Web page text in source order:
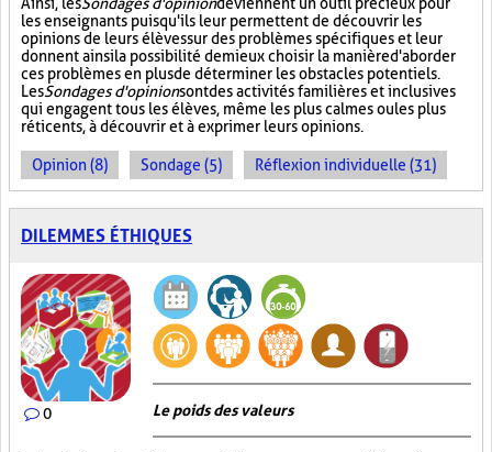
les enseignants puisqu'ils leur permettent de découvrir les
opinions de leurs élèves sur des problèmes spécifiques et leur
donnent ainsi la possibilité de mieux choisir la manière d'aborder
ces problèmes en plus de déterminer les obstacles potentiels.
LesSondages d'opinionsont des activités familières et inclusives
qui engagent tous les élèves, même les plus calmes ou les plus
réticents, à découvrir et à exprimer leurs opinions.
Opinion (8) Sondage (5) Réflexion individuelle (31)
DILEMMES ÉTHIQUES
0 Le poids des valeurs